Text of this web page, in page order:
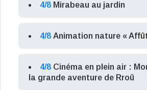
4/8 Mirabeau au jardin
4/8 Animation nature «
4/8 Cinéma en plein air :
la grande aventure de Rroû